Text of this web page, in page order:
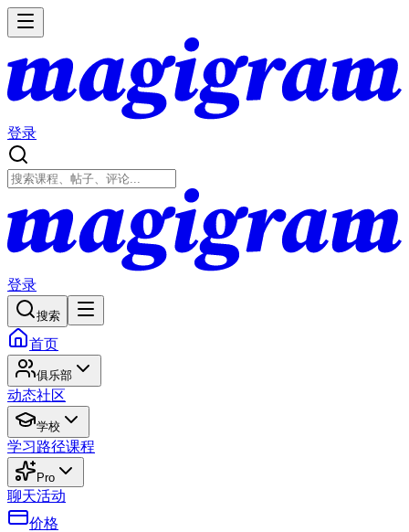
登录
登录
搜索
首页
俱乐部
动态社区
学校
学习路径课程
Pro
聊天活动
价格